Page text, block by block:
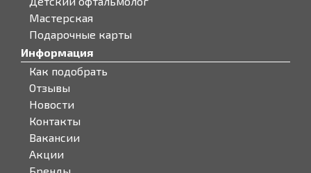
Мастерская
Подарочные карты
Информация
Как подобрать
Отзывы
Новости
Контакты
Вакансии
Акции
Бренды